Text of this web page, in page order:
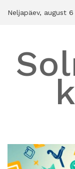
Neljapäev, august